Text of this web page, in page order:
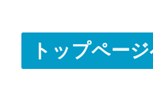
トップペー